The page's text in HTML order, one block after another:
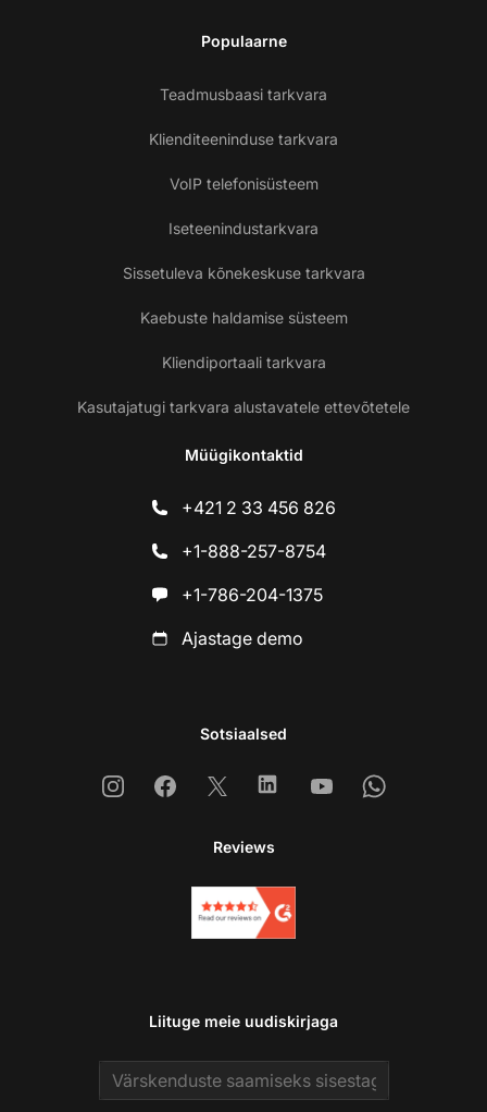
Populaarne
Teadmusbaasi tarkvara
Klienditeeninduse tarkvara
VoIP telefonisüsteem
Iseteenindustarkvara
Sissetuleva kõnekeskuse tarkvara
Kaebuste haldamise süsteem
Kliendiportaali tarkvara
Kasutajatugi tarkvara alustavatele ettevõtetele
Müügikontaktid
+421 2 33 456 826
+1-888-257-8754
+1-786-204-1375
Ajastage demo
Sotsiaalsed
InstagramFacebook
X LinkedinYoutubeWhatsapp
Reviews
Liituge meie uudiskirjaga
Email address